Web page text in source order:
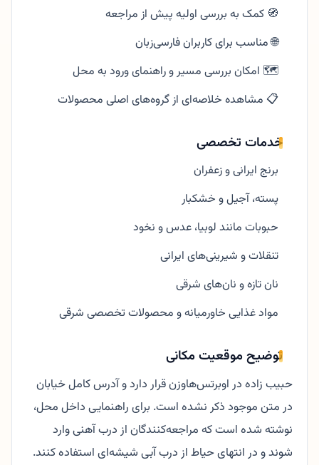
🧭 کمک به بررسی اولیه پیش از مراجعه
🌐 مناسب برای کاربران فارسی‌زبان
🗺️ امکان بررسی مسیر و راهنمای ورود به محل
📋 مشاهده خلاصه‌ای از گروه‌های اصلی محصولات
خدمات تخصصی
برنج ایرانی و زعفران
پسته، آجیل و خشکبار
حبوبات مانند لوبیا، عدس و نخود
تنقلات و شیرینی‌های ایرانی
نان تازه و نان‌های شرقی
مواد غذایی خاورمیانه و محصولات تخصصی شرقی
توضیح موقعیت مکانی
حبیب زاده در اوبرتس‌هاوزن قرار دارد و آدرس کامل خیابان
در متن موجود ذکر نشده است. برای راهنمایی داخل محل،
نوشته شده است که مراجعه‌کنندگان از درب آهنی وارد
شوند و در انتهای حیاط از درب آبی شیشه‌ای استفاده کنند.